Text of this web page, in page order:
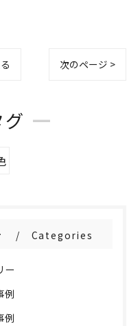
次のページ >
Categories
ー
例
例